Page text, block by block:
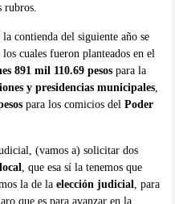
rubros.
contienda del siguiente año se
los cuales fueron planteados en el
891 mil 110.69 pesospara la
y presidencias municipales,
para los comicios del Poder
(vamos a) solicitar dos
, que esa sí la tenemos que
la de la elección judicial , para
que es para avanzar en la